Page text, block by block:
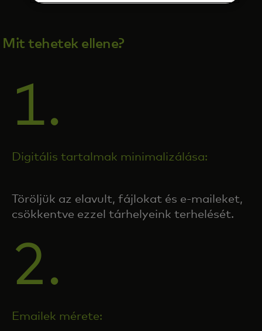
Mit tehetek ellene?
1.
Digitális tartalmak minimalizálása:
Töröljük az elavult, fájlokat és e-maileket,
csökkentve ezzel tárhelyeink terhelését.
2.
Emailek mérete: